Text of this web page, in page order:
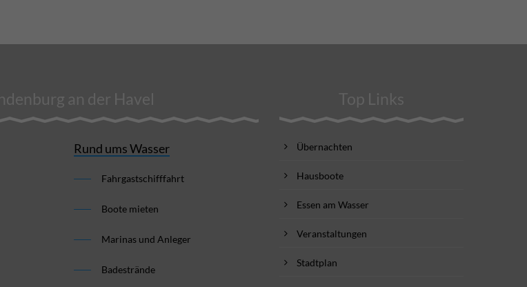
an der Havel
Rund ums Wasser
Fahrgastschifffahrt
Boote mieten
Marinas und Anleger
Badestrände
Top Links
Übernachten
Hausboote
Essen am Wasser
Veranstaltungen
Stadtplan